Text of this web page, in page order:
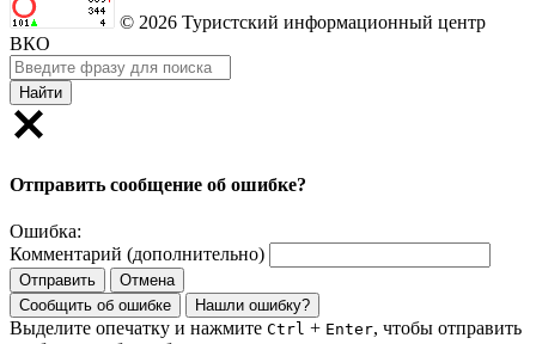
© 2026 Туристский информационный центр
ВКО
Найти
Отправить сообщение об ошибке?
Ошибка:
Комментарий (дополнительно)
Отправить
Отмена
Сообщить об ошибке
Нашли ошибку?
Выделите опечатку и нажмите Ctrl + Enter, чтобы отправить